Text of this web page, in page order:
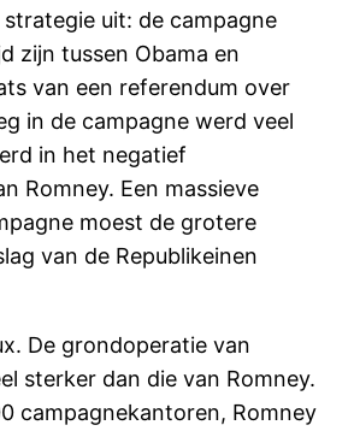
strategie uit: de campagne
zijn tussen Obama en
van een referendum over
in de campagne werd veel
in het negatief
Romney. Een massieve
moest de grotere
van de Republikeinen
De grondoperatie van
sterker dan die van Romney.
campagnekantoren, Romney